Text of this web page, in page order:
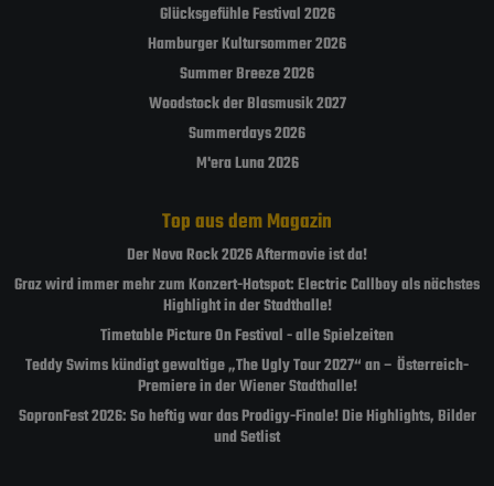
Glücksgefühle Festival 2026
Hamburger Kultursommer 2026
Summer Breeze 2026
Woodstock der Blasmusik 2027
Summerdays 2026
M'era Luna 2026
Top aus dem Magazin
Der Nova Rock 2026 Aftermovie ist da!
Graz wird immer mehr zum Konzert-Hotspot: Electric Callboy als nächstes
Highlight in der Stadthalle!
Timetable Picture On Festival - alle Spielzeiten
Teddy Swims kündigt gewaltige „The Ugly Tour 2027“ an – Österreich-
Premiere in der Wiener Stadthalle!
SopronFest 2026: So heftig war das Prodigy-Finale! Die Highlights, Bilder
und Setlist